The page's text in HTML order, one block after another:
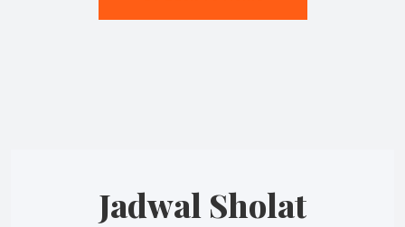
Jadwal Sholat